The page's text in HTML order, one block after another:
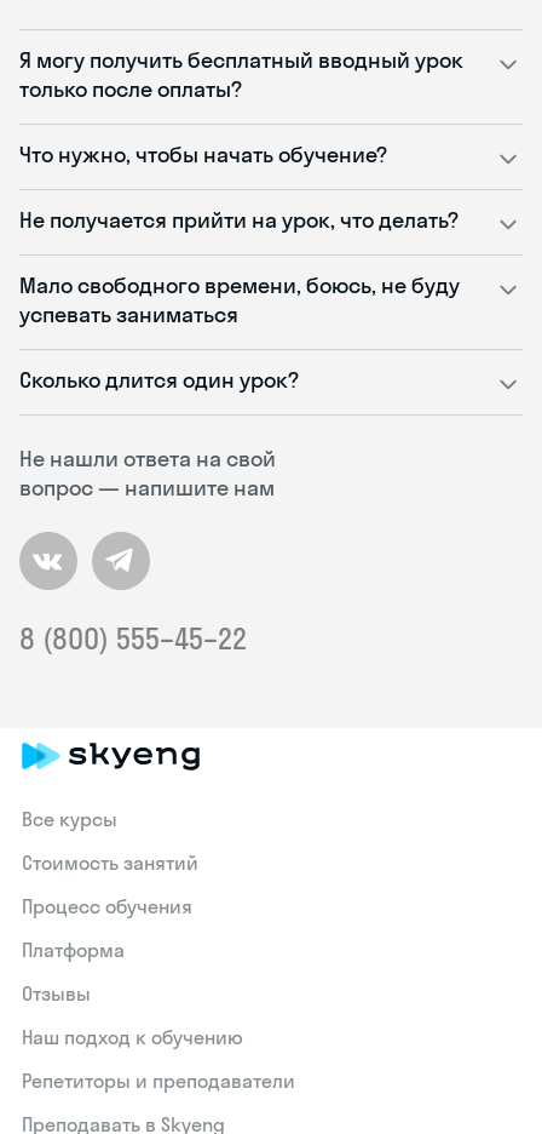
Не нашли ответа на свой
вопрос — напишите нам
8 (800) 555–45–22
Я могу получить бесплатный вводный урок
только после оплаты?
Что нужно, чтобы начать обучение?
Не получается прийти на урок, что делать?
Мало свободного времени, боюсь, не буду
успевать заниматься
Сколько длится один урок?
Все курсы
Стоимость занятий
Процесс обучения
Платформа
Отзывы
Наш подход к обучению
Репетиторы и преподаватели
Преподавать в Skyeng